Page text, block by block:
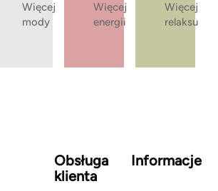
Więcej
mody
Więcej
energii
Więcej
relaksu
Obsługa
klienta
Informacje